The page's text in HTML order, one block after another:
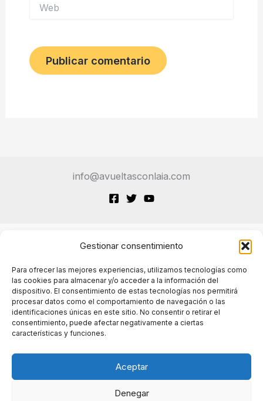
Gestionar consentimiento
Para ofrecer las mejores experiencias, utilizamos tecnologías como
las cookies para almacenar y/o acceder a la información del
dispositivo. El consentimiento de estas tecnologías nos permitirá
procesar datos como el comportamiento de navegación o las
identificaciones únicas en este sitio. No consentir o retirar el
consentimiento, puede afectar negativamente a ciertas
características y funciones.
Aceptar
Denegar
info@avueltasconlaia.com
Políticas de cookies
Políticas de privacidad